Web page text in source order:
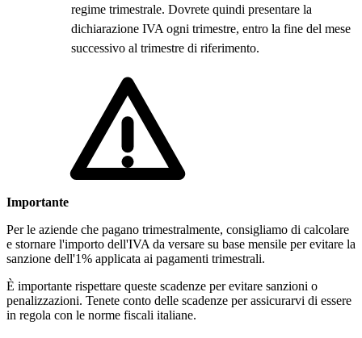
regime trimestrale. Dovrete quindi presentare la
dichiarazione IVA ogni trimestre, entro la fine del mese
successivo al trimestre di riferimento.
Importante
Per le aziende che pagano trimestralmente, consigliamo di calcolare
e stornare l'importo dell'IVA da versare su base mensile per evitare la
sanzione dell'1% applicata ai pagamenti trimestrali.
È importante rispettare queste scadenze per evitare sanzioni o
penalizzazioni. Tenete conto delle scadenze per assicurarvi di essere
in regola con le norme fiscali italiane.